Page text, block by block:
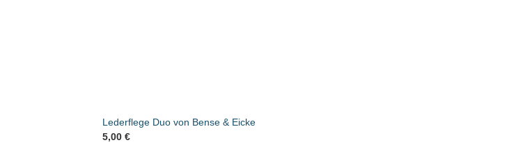
Lederflege Duo von Bense & Eicke
5,00 €